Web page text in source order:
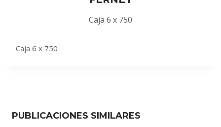
Caja 6 x 750
Caja 6 x 750
PUBLICACIONES SIMILARES